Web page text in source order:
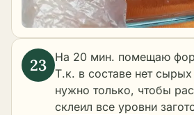
На 20 мин. помещаю
Т.к. в составе нет сырых
нужно только, чтобы
склеил все уровни